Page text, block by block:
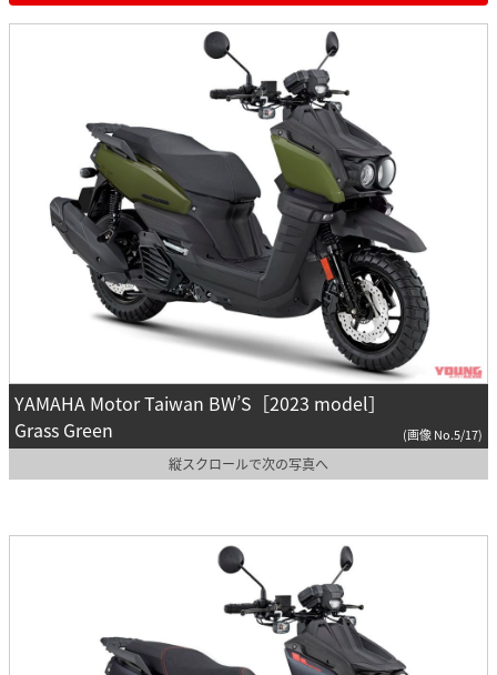
YAMAHA Motor Taiwan BW’S［2023 model］
Grass Green
(画像 No.5/17)
縦スクロールで次の写真へ